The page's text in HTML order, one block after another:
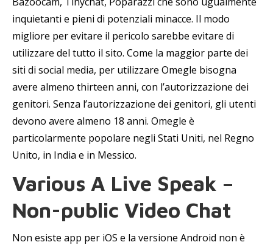
inquietanti e pieni di potenziali minacce. Il modo
migliore per evitare il pericolo sarebbe evitare di
utilizzare del tutto il sito. Come la maggior parte dei
siti di social media, per utilizzare Omegle bisogna
avere almeno thirteen anni, con l’autorizzazione dei
genitori. Senza l’autorizzazione dei genitori, gli utenti
devono avere almeno 18 anni. Omegle è
particolarmente popolare negli Stati Uniti, nel Regno
Unito, in India e in Messico.
Various A Live Speak –
Non-public Video Chat
Non esiste app per iOS e la versione Android non è